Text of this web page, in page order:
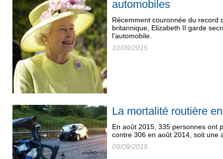
automobiles
Récemment couronnée du record
britannique, Elizabeth II garde
l'automobile.
10/09/2015
La mortalité routière
En août 2015, 335 personnes ont
contre 306 en août 2014, soit une
09/09/2015